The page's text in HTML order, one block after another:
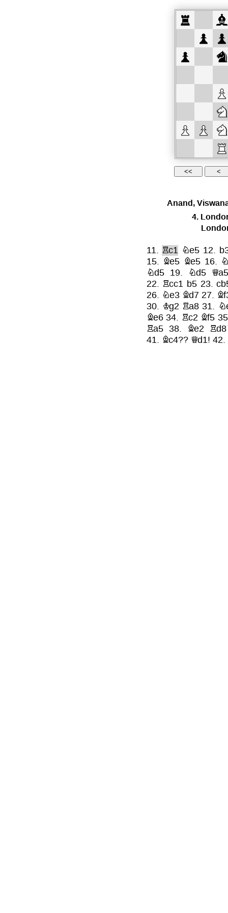
Anand,
4.
11. Rc1 Ne5 12.
15. Be5 Be5 16.
Nd5 19. Nd5
22. Rcc1 b5 23.
26. Ne3 Bd7 27.
30. Kg2 Ra8 31.
Be6 34. Rc2 Bf5
Ra5 38. Be2
Rd8
41. Bc4?? Qd1! 42.